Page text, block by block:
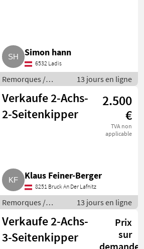
Simon hann
6532 Ladis
Remorques /
Remorques de
voitures
13 jours en ligne
Verkaufe 2-Achs-
2-Seitenkipper
2.500
€
TVA non
applicable
Klaus Feiner-Berger
8251 Bruck An Der Lafnitz
Remorques /
Remorques de
voitures
13 jours en ligne
Verkaufe 2-Achs-
3-Seitenkipper
Prix
sur
demande